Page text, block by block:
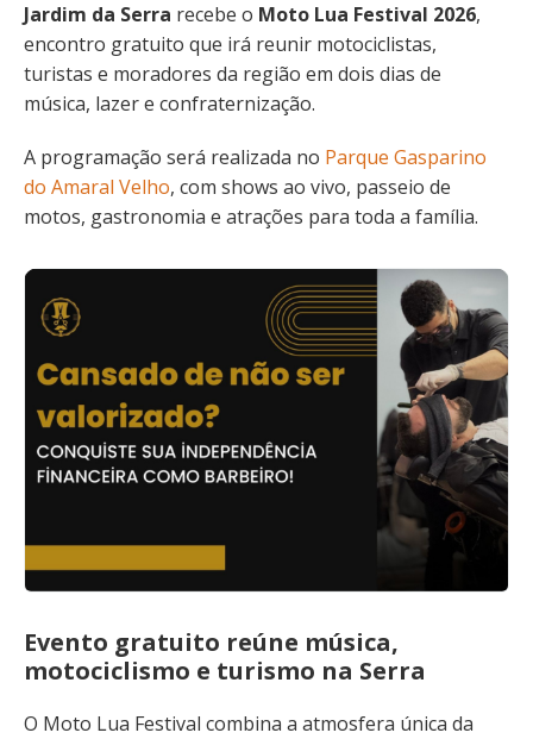
Jardim da Serra recebe o Moto Lua Festival 2026,
encontro gratuito que irá reunir motociclistas,
turistas e moradores da região em dois dias de
música, lazer e confraternização.
A programação será realizada no Parque Gasparino
do Amaral Velho, com shows ao vivo, passeio de
motos, gastronomia e atrações para toda a família.
Evento gratuito reúne música,
motociclismo e turismo na Serra
O Moto Lua Festival combina a atmosfera única da